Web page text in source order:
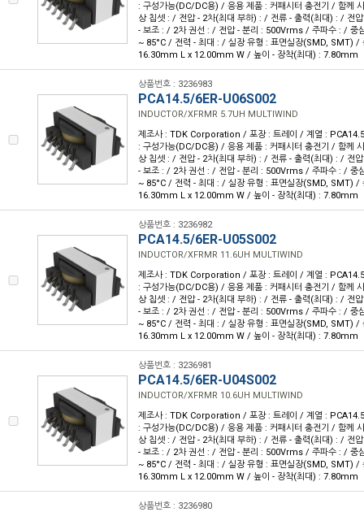
: 구성가능(DC/DC용) / 응용 제품 : 커패시터 충전기 / 함께
상 칩셋 : / 전압 - 2차(최대 부하) : / 전류 - 출력(최대) : / 전
- 보조 : / 2차 권선 : / 전압 - 분리 : 500Vrms / 주파수 : / 중
~ 85°C / 전력 - 최대 : / 실장 유형 : 표면실장(SMD, SMT) /
16.30mm L x 12.00mm W / 높이 - 장착(최대) : 7.80mm
상품번호 : 3236983
PCA14.5/6ER-U06S002
INDUCTOR/XFRMR 5.7UH MULTIWIND
제조사 : TDK Corporation / 포장 : 트레이 / 계열 :
: 구성가능(DC/DC용) / 응용 제품 : 커패시터 충전기 / 함께
상 칩셋 : / 전압 - 2차(최대 부하) : / 전류 - 출력(최대) : / 전
- 보조 : / 2차 권선 : / 전압 - 분리 : 500Vrms / 주파수 : / 중
~ 85°C / 전력 - 최대 : / 실장 유형 : 표면실장(SMD, SMT) /
16.30mm L x 12.00mm W / 높이 - 장착(최대) : 7.80mm
상품번호 : 3236982
PCA14.5/6ER-U05S002
INDUCTOR/XFRMR 11.6UH MULTIWIND
제조사 : TDK Corporation / 포장 : 트레이 / 계열 :
: 구성가능(DC/DC용) / 응용 제품 : 커패시터 충전기 / 함께
상 칩셋 : / 전압 - 2차(최대 부하) : / 전류 - 출력(최대) : / 전
- 보조 : / 2차 권선 : / 전압 - 분리 : 500Vrms / 주파수 : / 중
~ 85°C / 전력 - 최대 : / 실장 유형 : 표면실장(SMD, SMT) /
16.30mm L x 12.00mm W / 높이 - 장착(최대) : 7.80mm
상품번호 : 3236981
PCA14.5/6ER-U04S002
INDUCTOR/XFRMR 10.6UH MULTIWIND
제조사 : TDK Corporation / 포장 : 트레이 / 계열 :
: 구성가능(DC/DC용) / 응용 제품 : 커패시터 충전기 / 함께
상 칩셋 : / 전압 - 2차(최대 부하) : / 전류 - 출력(최대) : / 전
- 보조 : / 2차 권선 : / 전압 - 분리 : 500Vrms / 주파수 : / 중
~ 85°C / 전력 - 최대 : / 실장 유형 : 표면실장(SMD, SMT) /
16.30mm L x 12.00mm W / 높이 - 장착(최대) : 7.80mm
상품번호 : 3236980